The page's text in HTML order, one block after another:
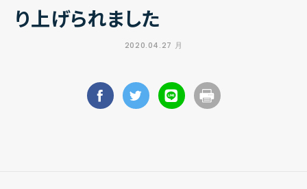
り上げられました
2020.04.27 月